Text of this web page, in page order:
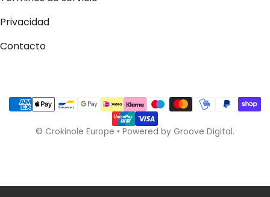
Privacidad
Contacto
Métodos de pago
© Crokinole Europe • Powered by Groove Digital.